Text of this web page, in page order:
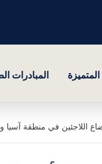
المبادرات
في منطقة آسيا